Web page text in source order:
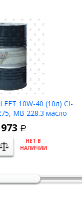
10W-40 (10л) CI-
MB 228.3 масло
Р
НЕТ В
НАЛИЧИИ